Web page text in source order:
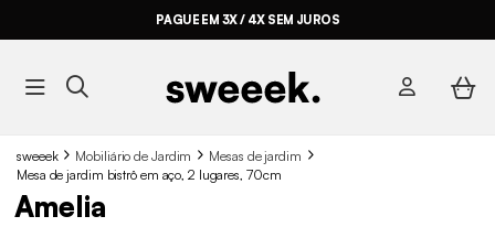
PAGUE EM 3X / 4X SEM JUROS
sweeek Mobiliário de Jardim
Mesas de jardim
Mesa de jardim bistrô em aço, 2 lugares, 70cm
Amelia